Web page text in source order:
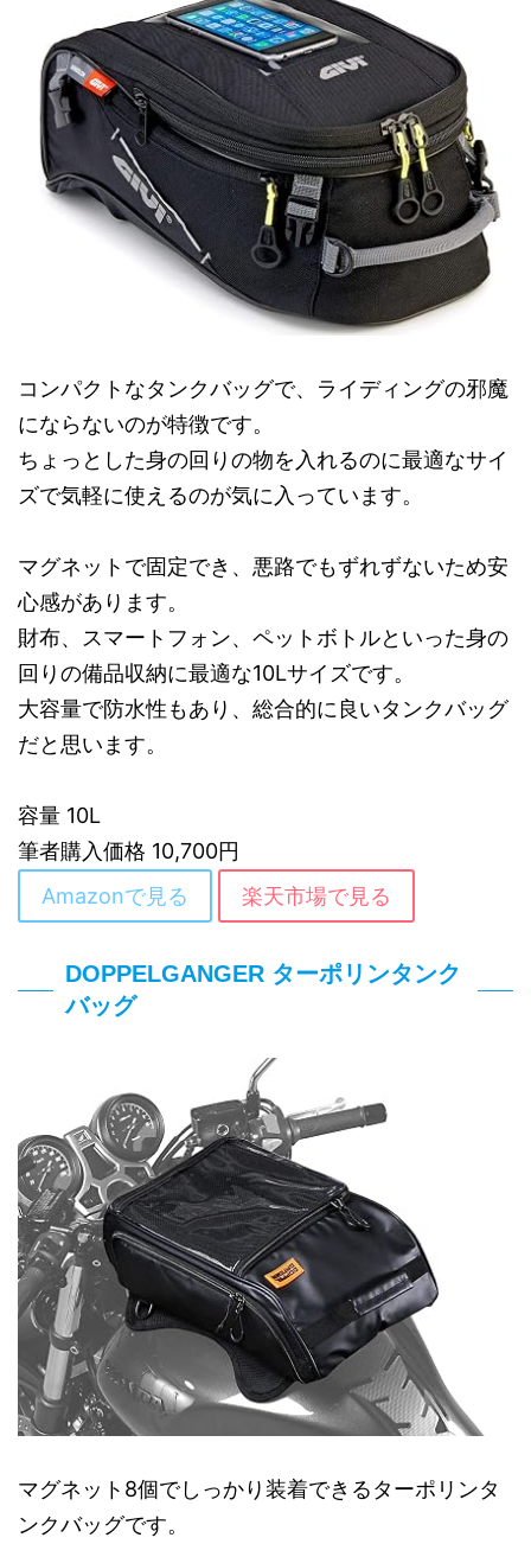
コンパクトなタンクバッグで、ライディングの邪魔
にならないのが特徴です。
ちょっとした身の回りの物を入れるのに最適なサイ
ズで気軽に使えるのが気に入っています。
マグネットで固定でき、悪路でもずれずないため安
心感があります。
財布、スマートフォン、ペットボトルといった身の
回りの備品収納に最適な10Lサイズです。
大容量で防水性もあり、総合的に良いタンクバッグ
だと思います。
容量 10L
筆者購入価格 10,700円
Amazonで見る
楽天市場で見る
DOPPELGANGER ターポリンタンク
バッグ
マグネット8個でしっかり装着できるターポリンタ
ンクバッグです。